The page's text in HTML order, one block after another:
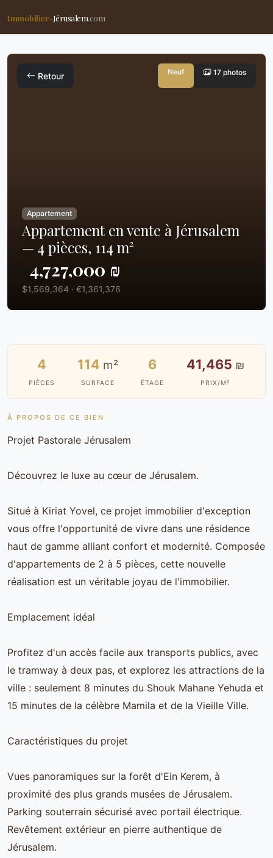
Immobilier-Jérusalem.com
Retour Neuf 17 photos
Appartement
Appartement en vente à Jérusalem
— 4 pièces, 114 m²
4,727,000 ₪
$1,569,364 · €1,361,376
4
PIÈCES
114 m²
SURFACE
6
ÉTAGE
41,465 ₪
PRIX/M²
À PROPOS DE CE BIEN
Projet Pastorale Jérusalem
Découvrez le luxe au cœur de Jérusalem.
Situé à Kiriat Yovel, ce projet immobilier d'exception
vous offre l'opportunité de vivre dans une résidence
haut de gamme alliant confort et modernité. Composée
d'appartements de 2 à 5 pièces, cette nouvelle
réalisation est un véritable joyau de l'immobilier.
Emplacement idéal
Profitez d'un accès facile aux transports publics, avec
le tramway à deux pas, et explorez les attractions de la
ville : seulement 8 minutes du Shouk Mahane Yehuda et
15 minutes de la célèbre Mamila et de la Vieille Ville.
Caractéristiques du projet
Vues panoramiques sur la forêt d'Ein Kerem, à
proximité des plus grands musées de Jérusalem.
Parking souterrain sécurisé avec portail électrique.
Revêtement extérieur en pierre authentique de
Jérusalem.